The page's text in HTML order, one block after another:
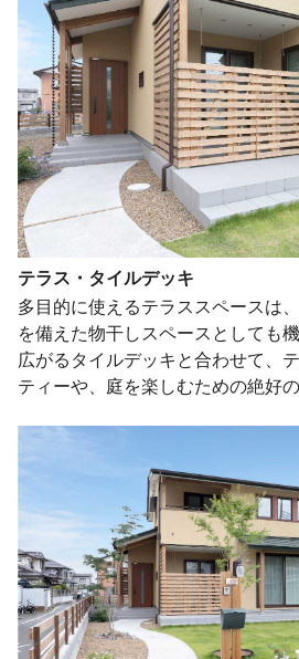
テラス・タイルデッキ
多目的に使えるテラススペースは
を備えた物干しスペースとしても
広がるタイルデッキと合わせて、
ティーや、庭を楽しむための絶好